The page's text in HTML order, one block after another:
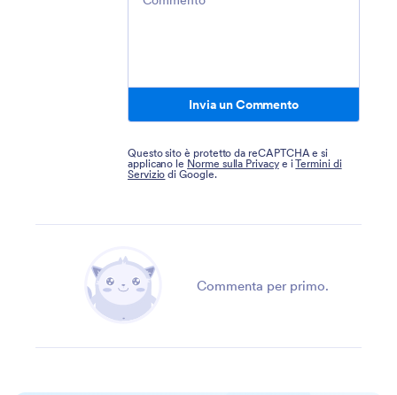
Invia un Commento
Questo sito è protetto da reCAPTCHA e si
applicano le Norme sulla Privacye iTermini di
Servizio di Google.
Commenta per primo.